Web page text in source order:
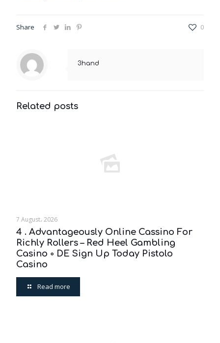
Share 0
3hand
Related posts
7 August، 2026
4 . Advantageously Online Cassino For
Richly Rollers – Red Heel Gambling
Casino ◦ DE Sign Up Today Pistolo
Casino
Read more